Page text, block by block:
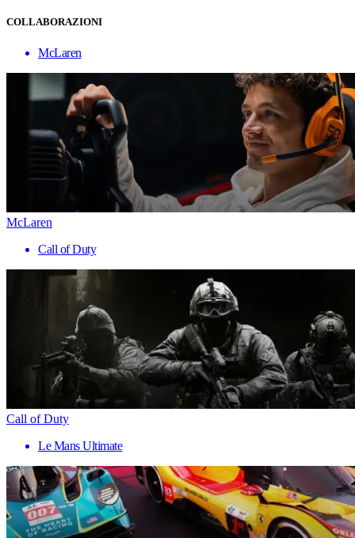
COLLABORAZIONI
McLaren
McLaren
Call of Duty
Call of Duty
Le Mans Ultimate